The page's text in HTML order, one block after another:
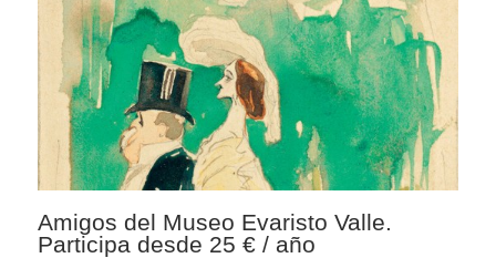
Amigos del Museo Evaristo Valle.
Participa desde 25 € / año